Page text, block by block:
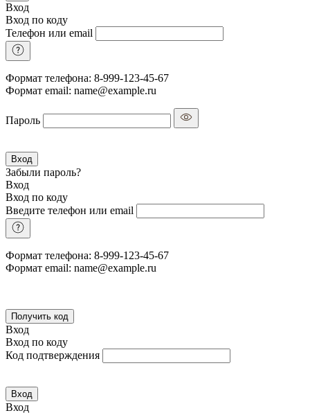
Вход
Вход по коду
Телефон или email
Формат телефона: 8-999-123-45-67
Формат email: name@example.ru
Пароль
Вход
Забыли пароль?
Вход
Вход по коду
Введите телефон или email
Формат телефона: 8-999-123-45-67
Формат email: name@example.ru
Получить код
Вход
Вход по коду
Код подтверждения
Вход
Вход